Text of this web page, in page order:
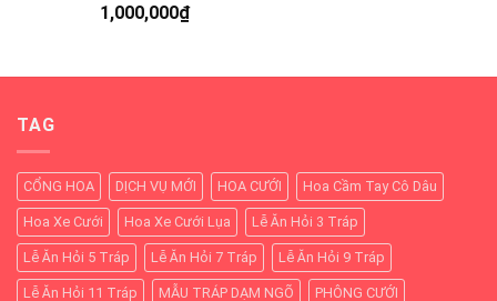
1,000,000₫
TAG
CỔNG HOA DỊCH VỤ MỚI HOA CƯỚI Hoa Cầm Tay Cô Dâu
Hoa Xe Cưới Hoa Xe Cưới Lụa Lễ Ăn Hỏi 3 Tráp
Lễ Ăn Hỏi 5 Tráp Lễ Ăn Hỏi 7 Tráp Lễ Ăn Hỏi 9 Tráp
Lễ Ăn Hỏi 11 Tráp MẪU TRÁP DẠM NGÕ PHÔNG CƯỚI